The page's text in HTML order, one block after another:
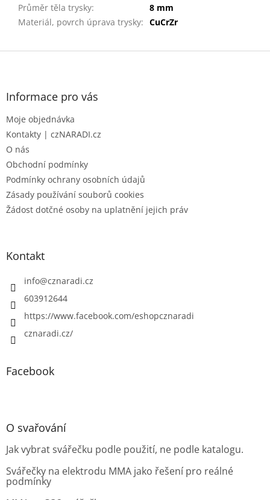
Průměr těla trysky:
8 mm
Materiál, povrch úprava trysky: CuCrZr
Z
Informace pro vás
Moje objednávka
Kontakty | czNARADI.cz
O nás
Obchodní podmínky
Podmínky ochrany osobních údajů
Zásady používání souborů cookies
Žádost dotčné osoby na uplatnění jejich práv
Kontakt
info@cznaradi.cz
603912644
https://www.facebook.com/eshopcznaradi
cznaradi.cz/
Facebook
O svařování
Jak vybrat svářečku podle použití, ne podle katalogu.
Svářečky na elektrodu MMA jako řešení pro reálné
podmínky